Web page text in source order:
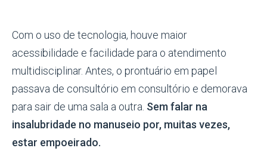
Com o uso de tecnologia, houve maior
acessibilidade e facilidade para o atendimento
multidisciplinar. Antes, o prontuário em papel
passava de consultório em consultório e demorava
para sair de uma sala a outra. Sem falar na
insalubridade no manuseio por, muitas vezes,
estar empoeirado.